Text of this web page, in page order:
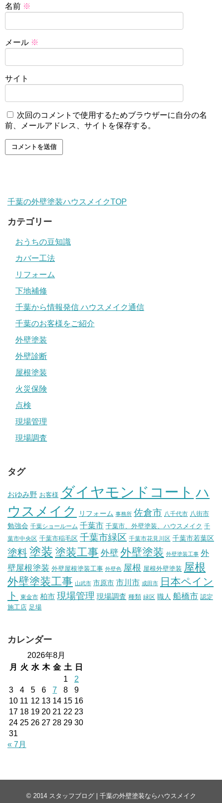
名前 ※
メール ※
サイト
次回のコメントで使用するためブラウザーに自分の名
前、メールアドレス、サイトを保存する。
千葉の外壁塗装ハウスメイクTOP
カテゴリー
おうちの豆知識
カバー工法
リフォーム
下地補修
千葉から情報発信 ハウスメイク通信
千葉のお客様をご紹介
外壁塗装
外壁診断
屋根塗装
火災保険
点検
現場管理
現場調査
タグ
おゆみ野 お客様 ダイヤモンドコート ハ
ウスメイク
リフォーム 事務所 佐倉市 八千代市 八街市
勉強会 千葉ショールーム 千葉市 千葉市、外壁塗装、ハウスメイク 千
葉市中央区 千葉市稲毛区 千葉市緑区 千葉市花見川区 千葉市若葉区
塗料塗装 塗装工事 外壁 外壁塗装 外壁塗装工事 外
壁屋根塗装 外壁屋根塗装工事 外壁色 屋根 屋根外壁塗装 屋根
外壁塗装工事 山武市 市原市 市川市 成田市
日本ペイン
ト
東金市 柏市 現場管理 現場調査 種類 緑区 職人 船橋市 認定
施工店 足場
カレンダー
2026年8月
月
火 水 木 金 土
日
1
2
3
4 5 6 7 8
9
10 11 12 13 14 15 16
17 18 19 20 21 22 23
24 25 26 27 28 29 30
31
« 7月
© 2014 スタッフブログ | 千葉の外壁塗装ならハウスメイク